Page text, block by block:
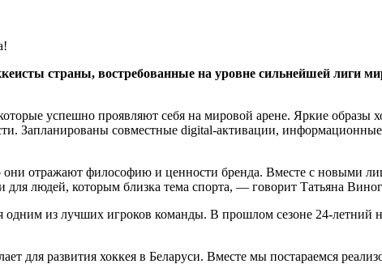
страны, востребованные на уровне сильнейшей лиги
успешно проявляют себя на мировой арене. Яркие
Запланированы совместные digital-активации,
отражают философию и ценности бренда. Вместе с новыми
для людей, которым близка тема спорта, — говорит Татьяна
из лучших игроков команды. В прошлом сезоне 24-летний
для развития хоккея в Беларуси. Вместе мы постараемся